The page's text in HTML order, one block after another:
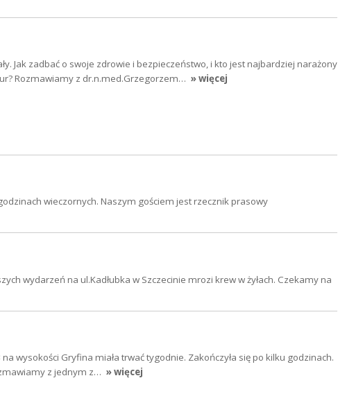
Jak zadbać o swoje zdrowie i bezpieczeństwo, i kto jest najbardziej narażony
Rozmawiamy z dr.n.med.Grzegorzem… » więcej
wieczornych. Naszym gościem jest rzecznik prasowy
wydarzeń na ul.Kadłubka w Szczecinie mrozi krew w żyłach. Czekamy na
wysokości Gryfina miała trwać tygodnie. Zakończyła się po kilku godzinach.
z jednym z… » więcej